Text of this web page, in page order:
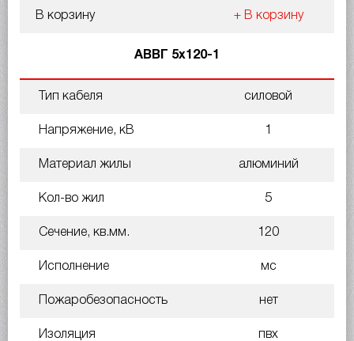
В корзину + В корзину
АВВГ 5х120-1
Тип кабеля силовой
Напряжение, кВ 1
Материал жилы алюминий
Кол-во жил 5
Сечение, кв.мм. 120
Исполнение мс
Пожаробезопасность нет
Изоляция пвх